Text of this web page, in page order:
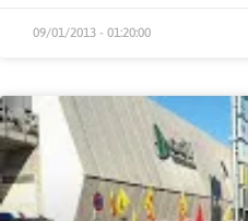
09/01/2013 - 01:20:00